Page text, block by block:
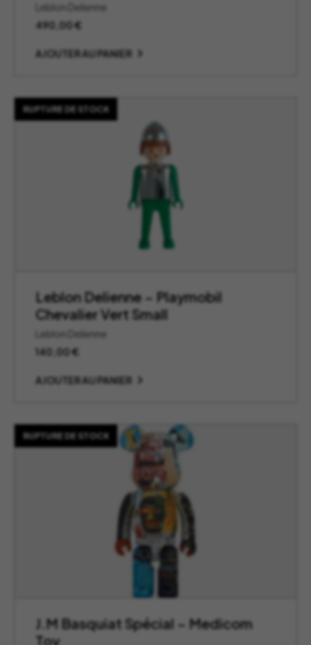
Leblon Delienne
490,00€
AJOUTER AU PANIER
RUPTURE DE STOCK
Leblon Delienne – Playmobil
Chevalier Vert Small
Leblon Delienne
140,00€
AJOUTER AU PANIER
RUPTURE DE STOCK
J.M Basquiat Spécial – Medicom
Toy